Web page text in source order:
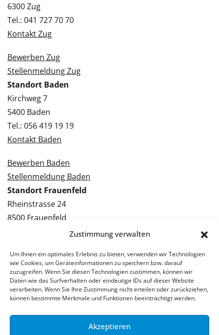
Zustimmung verwalten
Um Ihnen ein optimales Erlebnis zu bieten, verwenden wir Technologien
wie Cookies, um Geräteinformationen zu speichern bzw. darauf
zuzugreifen. Wenn Sie diesen Technologien zustimmen, können wir
Daten wie das Surfverhalten oder eindeutige IDs auf dieser Website
verarbeiten. Wenn Sie Ihre Zustimmung nicht erteilen oder zurückziehen,
können bestimmte Merkmale und Funktionen beeinträchtigt werden.
Akzeptieren
6300 Zug
Tel.: 041 727 70 70
Kontakt Zug
Bewerben Zug
Stellenmeldung Zug
Standort Baden
Kirchweg 7
5400 Baden
Tel.: 056 419 19 19
Kontakt Baden
Bewerben Baden
Stellenmeldung Baden
Standort Frauenfeld
Rheinstrasse 24
8500 Frauenfeld
Tel.: 052 224 09 09
Bewerben Frauenfeld
Stellenmeldung Frauenfeld
© 2026 Stellenpartner AG